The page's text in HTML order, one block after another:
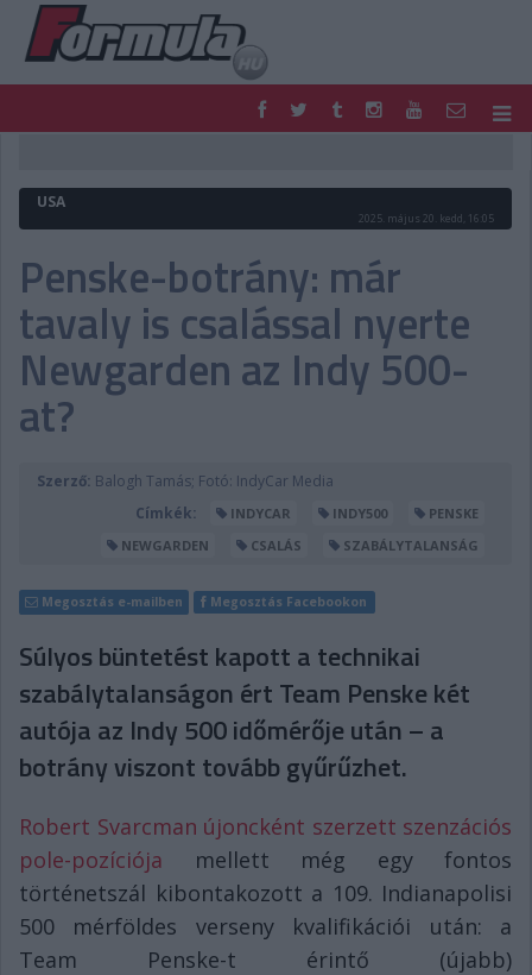
FORMULA
MOTOR
PODCAST
SHOP
LIVE
TIPPJÁTÉK
DIGITÁLIS MAGAZIN
PONTÁLLÁSOK
VERSENYNAPTÁRAK
USA
2025. május 20. kedd, 16:05
Penske-botrány: már
tavaly is csalással nyerte
Newgarden az Indy 500-
at?
Szerző: Balogh Tamás; Fotó: IndyCar Media
Címkék:
INDYCAR INDY500
PENSKE
NEWGARDEN
CSALÁS SZABÁLYTALANSÁG
Megosztás e-mailben Megosztás Facebookon
Súlyos büntetést kapott a technikai
szabálytalanságon ért Team Penske két
autója az Indy 500 időmérője után – a
botrány viszont tovább gyűrűzhet.
Robert Svarcman újoncként szerzett szenzációs
pole-pozíciója mellett még egy fontos
történetszál kibontakozott a 109. Indianapolisi
500 mérföldes verseny kvalifikációi után: a
Team Penske-t érintő (újabb)